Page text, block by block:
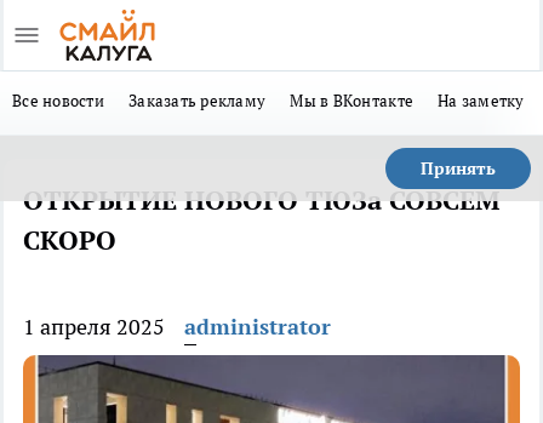
Все новости Заказать рекламу Мы в ВКонтакте На заметку
Принять
ОТКРЫТИЕ НОВОГО ТЮЗа СОВСЕМ
СКОРО
1 апреля 2025 administrator